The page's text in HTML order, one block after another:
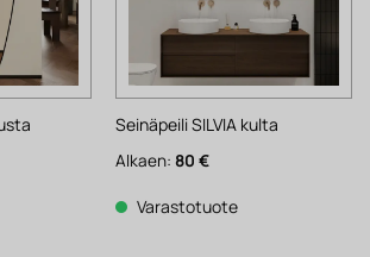
Seinäpeili SILVIA kulta
Alkaen: 80 €
Varastotuote